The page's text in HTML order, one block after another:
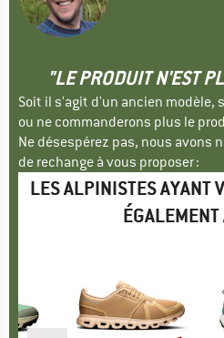
"LE PRODUIT N'EST
Soit il s'agit d'un ancien modèle,
ou ne commanderons plus le
Ne désespérez pas, nous avons
de rechange à vous proposer :
LES ALPINISTES AYANT